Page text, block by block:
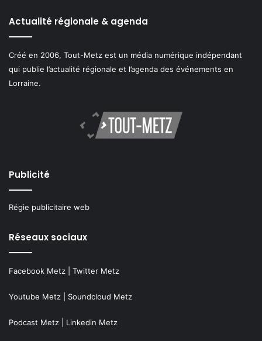
Actualité régionale & agenda
Créé en 2006, Tout-Metz est un média numérique indépendant
qui publie l’actualité régionale et l’agenda des événements en
Lorraine.
Publicité
Régie publicitaire web
Réseaux sociaux
Facebook Metz Twitter Metz
Youtube Metz Soundcloud Metz
Podcast Metz Linkedin Metz